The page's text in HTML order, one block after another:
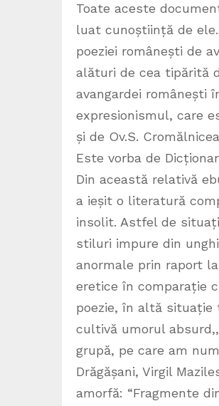
Toate aceste
luat cunoștiință de
poeziei românești de
alături de cea tipărită
avangardei românești
expresionismul, care
și de Ov.S.
Este vorba de
Din această relativă
a ieșit o literatură
insolit. Astfel de
stiluri impure din
anormale prin raport
eretice în comparație
poezie, în altă situație
cultivă umorul
grupă, pe care am
Drăgășani, Virgil
amorfă: “Fragmente